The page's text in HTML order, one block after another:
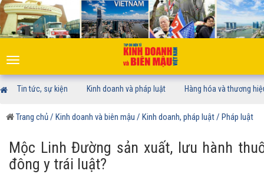
Toggle
navigation
Tin tức, sự kiện Kinh doanh và pháp luật Hàng hóa và thương
Trang chủ/ Kinh doanh và biên mậu / Kinh doanh, pháp luật/ Pháp luật
Mộc Linh Đường sản xuất, lưu hành
đông y trái luật?